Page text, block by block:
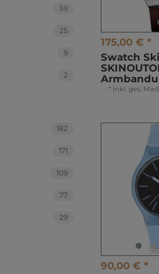
59
25
9
2
182
171
109
77
29
175,00 € *
Swatch
* inkl. ges.
90,00 € *